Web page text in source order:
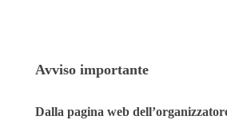
Avviso importante
Dalla pagina web